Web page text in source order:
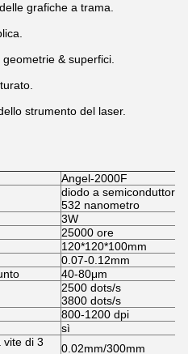
grafiche a trama.
& superfici.
strumento del laser.
Angel-2000F
diodo a semiconduttore
532 nanometro
3W
25000 ore
120*120*100mm
0.07-0.12mm
40-80μm
2500 dots/s
3800 dots/s
800-1200 dpi
sì
vite di 3
0.02mm/300mm